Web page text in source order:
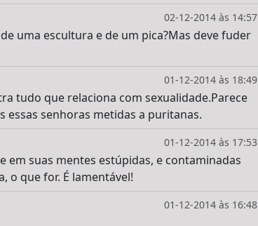
02-12-2014 às 14:57
uma escultura e de um pica?Mas deve fuder
01-12-2014 às 18:49
tudo que relaciona com sexualidade.Parece
essas senhoras metidas a puritanas.
01-12-2014 às 17:53
em suas mentes estúpidas, e contaminadas
o que for. É lamentável!
01-12-2014 às 16:48